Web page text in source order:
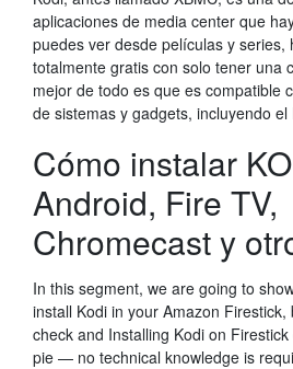
aplicaciones de media center que
puedes ver desde películas y series,
totalmente gratis con solo tener una
mejor de todo es que es compatible
de sistemas y gadgets, incluyendo
Cómo instalar
Android, Fire TV,
Chromecast y
In this segment, we are going to
install Kodi in your Amazon
check and Installing Kodi on
pie — no technical knowledge is